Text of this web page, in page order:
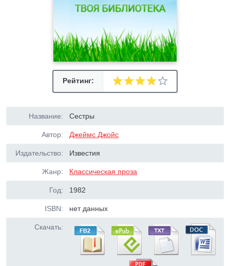
Рейтинг:
Название: Сестры
Автор: Джеймс Джойс
Издательство: Известия
Жанр: Классическая проза
Год: 1982
ISBN: нет данных
Скачать: